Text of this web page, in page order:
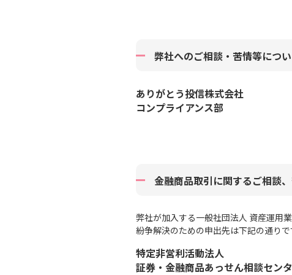
弊社へのご相談・苦情等につ
ありがとう投信株式会社
コンプライアンス部
金融商品取引に関するご相談
弊社が加入する一般社団法人 資産運用
紛争解決のための申出先は下記の通りで
特定非営利活動法人
証券・金融商品あっせん相談セン